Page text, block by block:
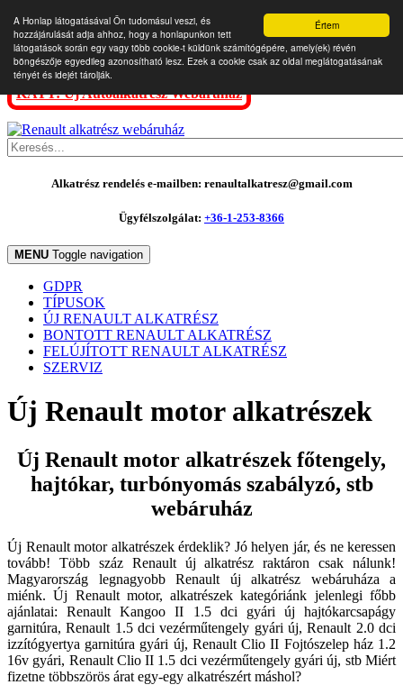
Értem
A Honlap látogatásával Ön tudomásul veszi, és
hozzájárulását adja ahhoz, hogy a honlapunkon tett
látogatások során egy vagy több cookie-t küldünk számítógépére, amely(ek) révén
böngészője egyedileg azonosítható lesz. Ezek a cookie csak az oldal meglátogatásának
tényét és idejét tárolják.
KATT: Új Autóalkatrész Webáruház
Alkatrész rendelés e-mailben: renaultalkatresz@gmail.com
Ügyfélszolgálat: +36-1-253-8366
MENU Toggle navigation
GDPR
TÍPUSOK
ÚJ RENAULT ALKATRÉSZ
BONTOTT RENAULT ALKATRÉSZ
FELÚJÍTOTT RENAULT ALKATRÉSZ
SZERVIZ
Új Renault motor alkatrészek
Új Renault motor alkatrészek főtengely,
hajtókar, turbónyomás szabályzó, stb
webáruház
Új Renault motor alkatrészek érdeklik? Jó helyen jár, és ne keressen
tovább! Több száz Renault új alkatrész raktáron csak nálunk!
Magyarország legnagyobb Renault új alkatrész webáruháza a
miénk. Új Renault motor, alkatrészek kategóriánk jelenlegi főbb
ajánlatai: Renault Kangoo II 1.5 dci gyári új hajtókarcsapágy
garnitúra, Renault 1.5 dci vezérműtengely gyári új, Renault 2.0 dci
izzítógyertya garnitúra gyári új, Renault Clio II Fojtószelep ház 1.2
16v gyári, Renault Clio II 1.5 dci vezérműtengely gyári új, stb Miért
fizetne többszörös árat egy-egy alkatrészért máshol?